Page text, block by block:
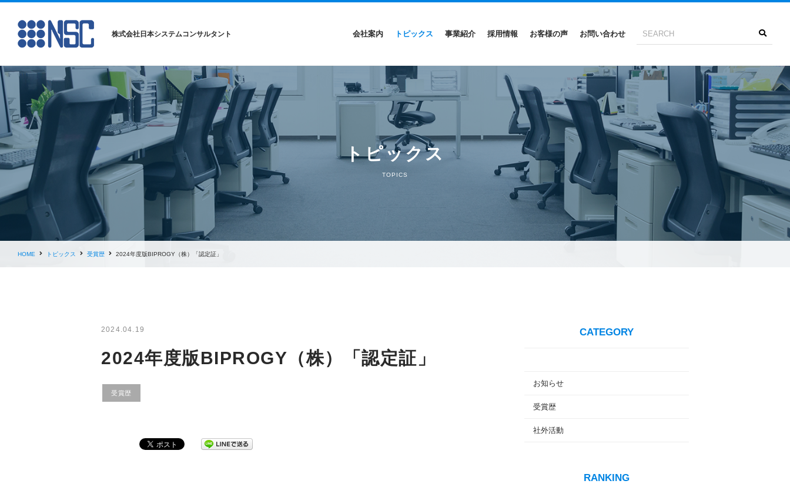
株式会社日本システムコンサルタント 会社案内 トピックス 事業紹介 採用情報 お客様の声 お問い合わせ
トピックス
TOPICS
HOME トピックス 受賞歴 2024年度版BIPROGY（株）「認定証」
2024.04.19
2024年度版BIPROGY（株）「認定証」
受賞歴
CATEGORY
お知らせ
受賞歴
社外活動
RANKING